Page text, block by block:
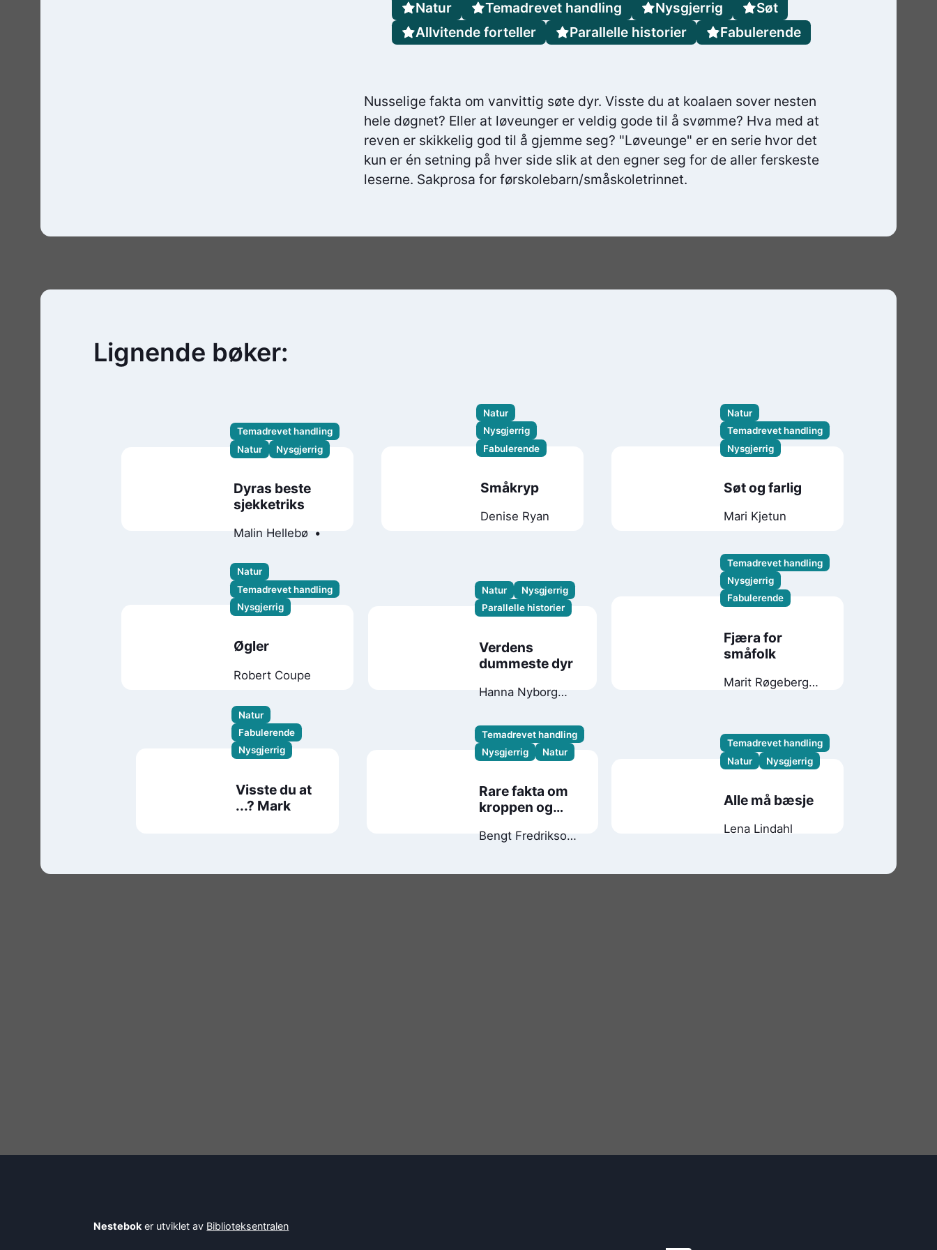
Nusselige fakta om vanvittig søte dyr. Visste du at koalaen sover nesten
hele døgnet? Eller at løveunger er veldig gode til å svømme? Hva med at
reven er skikkelig god til å gjemme seg? "Løveunge" er en serie hvor det
kun er én setning på hver side slik at den egner seg for de aller ferskeste
leserne. Sakprosa for førskolebarn/småskoletrinnet.
Natur Temadrevet handling Nysgjerrig
Søt
Allvitende forteller
Parallelle historier Fabulerende
Lignende bøker:
Temadrevet handling
Natur
Nysgjerrig
Dyras beste
sjekketriks
Malin Hellebø
Natur
Nysgjerrig
Fabulerende
Småkryp
Denise Ryan
Natur
Temadrevet handling
Nysgjerrig
Søt og farlig
Mari Kjetun
Natur
Temadrevet handling
Nysgjerrig
Øgler
Robert Coupe
Natur
Nysgjerrig
Parallelle historier
Verdens
dummeste dyr
Hanna Nyborg
Temadrevet handling
Nysgjerrig
Fabulerende
Fjæra for
småfolk
Marit Røgeberg
Natur
Fabulerende
Nysgjerrig
Visste du at
...? Mark
Temadrevet handling
Nysgjerrig
Natur
Rare fakta om
kroppen og
Bengt Fredrikson
Temadrevet handling
Natur
Nysgjerrig
Alle må bæsje
Lena Lindahl
Nestebok er utviklet av Biblioteksentralen